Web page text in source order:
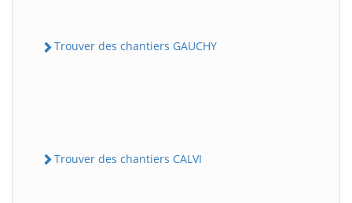
Trouver des chantiers GAUCHY
Trouver des chantiers CALVI